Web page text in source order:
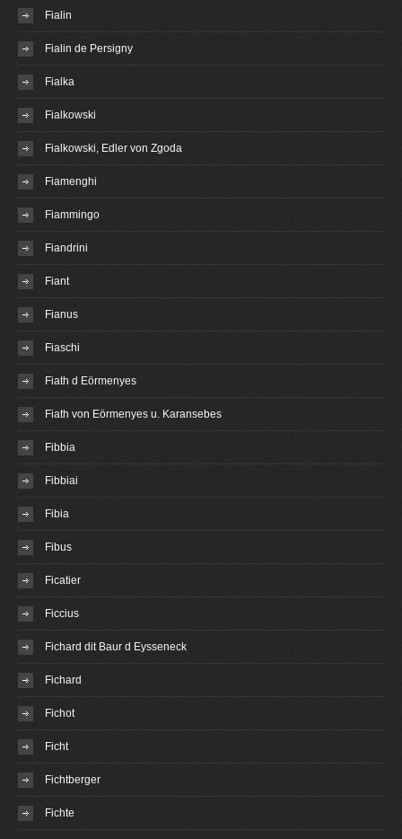
Fialin
Fialin de Persigny
Fialka
Fialkowski
Fialkowski, Edler von Zgoda
Fiamenghi
Fiammingo
Fiandrini
Fiant
Fianus
Fiaschi
Fiath d Eörmenyes
Fiath von Eörmenyes u. Karansebes
Fibbia
Fibbiai
Fibia
Fibus
Ficatier
Ficcius
Fichard dit Baur d Eysseneck
Fichard
Fichot
Ficht
Fichtberger
Fichte